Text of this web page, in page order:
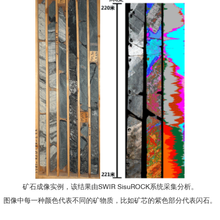
矿石成像实例，该结果由SWIR SisuROCK系统采集分析。
图像中每一种颜色代表不同的矿物质，比如矿芯的紫色部分代表闪石。
化学结构 例子
链状硅酸盐inosilicates
Amphibole
透闪石
Actinolite
Pyroxene
透辉石
Diopside
环状硅酸盐
cyclosilicates
Tourmaline
锂电气石
Elbaite
岛状硅酸盐nesosilicates
石榴石
Garnet
钙铝榴石
Grossular
橄榄石
Olivine
镁橄榄石
Forsterite
焦硅酸盐
sorosilicates
绿帘石
Epidote
绿帘石
Epidote
无法判断